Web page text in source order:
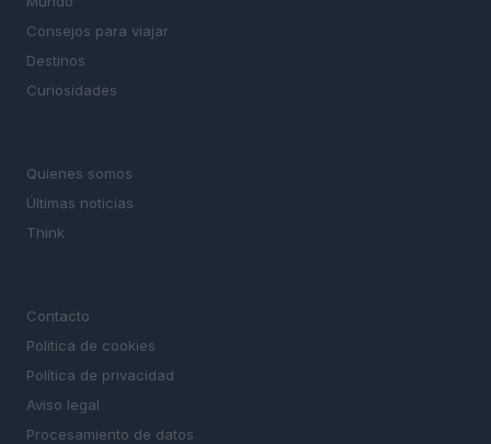
Consejos para viajar
Destinos
Curiosidades
Quienes somos
Últimas noticias
Think
Contacto
Politica de cookies
Política de privacidad
Aviso legal
Procesamiento de datos